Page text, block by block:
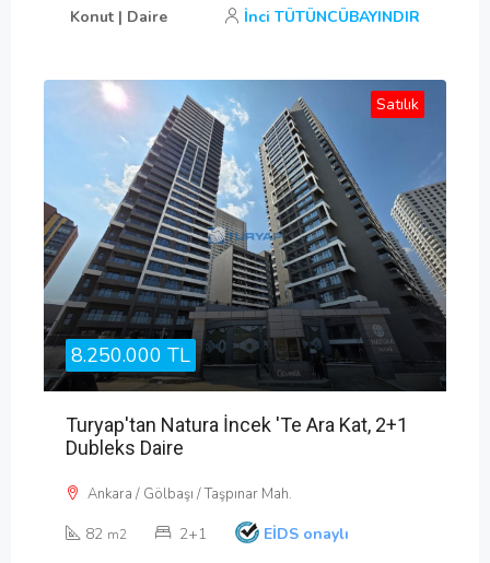
Konut | Daire İnci TÜTÜNCÜBAYINDIR
Satılık
8.250.000 TL
Turyap'tan Natura İncek 'te Ara Kat, 2+1
Dubleks Daire
Ankara / Gölbaşı / Taşpınar Mah.
82 m2 2+1 EİDS onaylı